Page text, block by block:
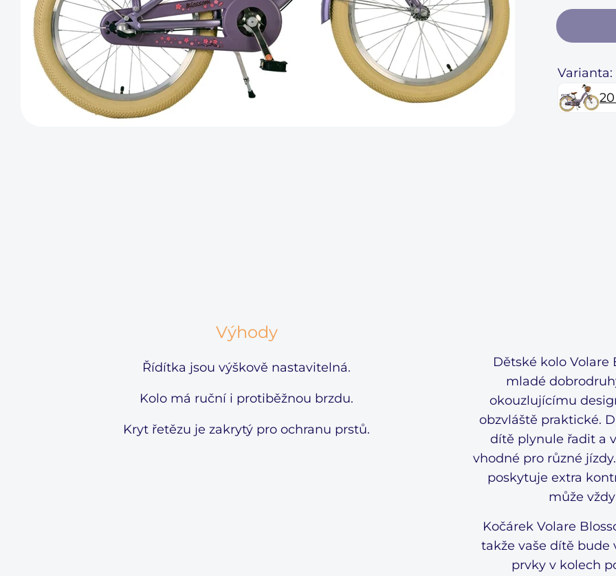
Výhody
Řídítka jsou výškově nastavitelná.
Kolo má ruční i protiběžnou brzdu.
Kryt řetězu je zakrytý pro ochranu prstů.
Dětské kolo
mladé
okouzlujícímu
obzvláště praktické.
dítě plynule řadit a
vhodné pro různé
poskytuje extra
může
Kočárek Volare
takže vaše dítě bude
prvky v kolech